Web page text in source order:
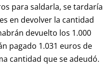
para saldarla, se tardaría
en devolver la cantidad
devuelto los 1.000
pagado 1.031 euros de
cantidad que se adeudó.